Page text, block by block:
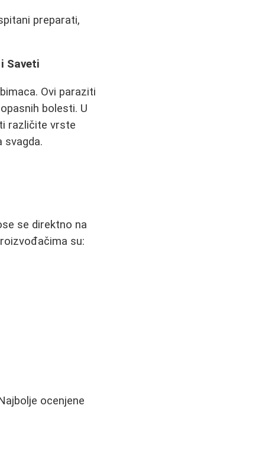
preparati,
Saveti
Ovi paraziti
bolesti. U
različite vrste
svagda.
se direktno na
su:
ocenjene